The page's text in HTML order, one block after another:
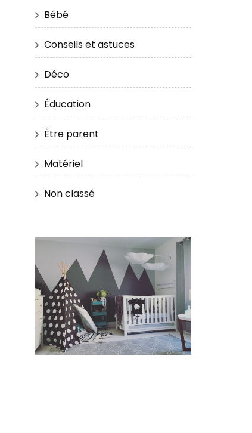
Bébé
Conseils et astuces
Déco
Éducation
Être parent
Matériel
Non classé